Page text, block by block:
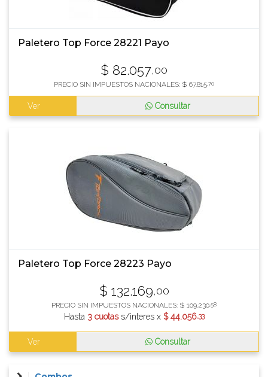
Paletero Top Force 28221 Payo
$ 82.057,00
PRECIO SIN IMPUESTOS NACIONALES: $ 67.815,70
Ver Consultar
Paletero Top Force 28223 Payo
$ 132.169,00
PRECIO SIN IMPUESTOS NACIONALES: $ 109.230,58
Hasta 3 cuotass/interes x $ 44.056,33
Ver Consultar